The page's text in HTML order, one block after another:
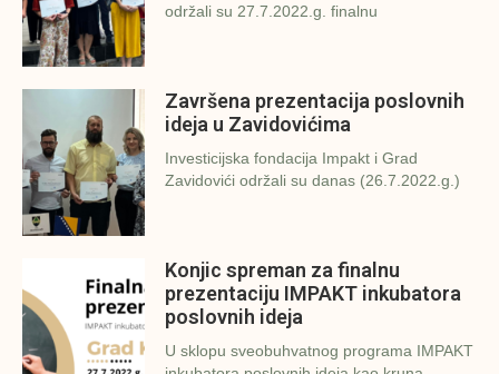
održali su 27.7.2022.g. finalnu
Završena prezentacija poslovnih
ideja u Zavidovićima
Investicijska fondacija Impakt i Grad
Zavidovići održali su danas (26.7.2022.g.)
Konjic spreman za finalnu
prezentaciju IMPAKT inkubatora
poslovnih ideja
U sklopu sveobuhvatnog programa IMPAKT